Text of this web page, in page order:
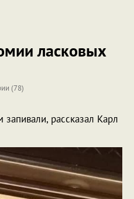
ласковых
(78)
рассказал Карл